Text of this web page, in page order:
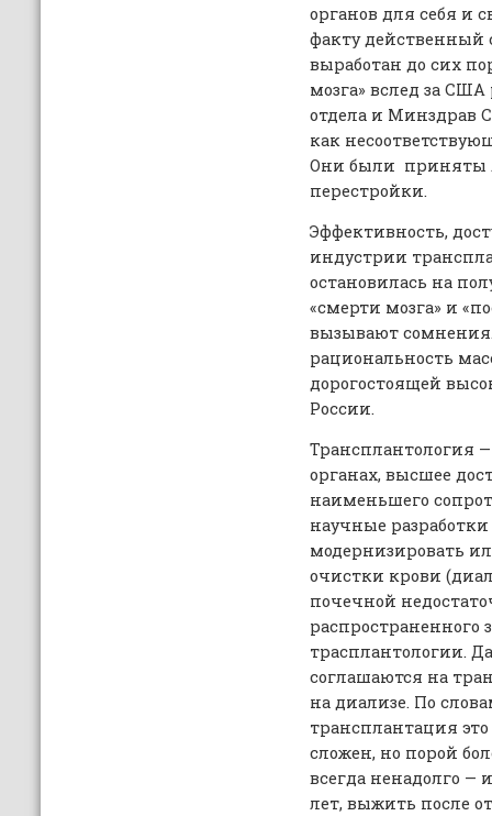
органов для себя и
факту действенный
выработан до сих
мозга» вслед за США
отдела и Минздрав
как
Они были приняты
перестройки.
Эффективность,
индустрии
остановилась на
«смерти мозга» и
вызывают
рациональность
дорогостоящей
России.
Трансплантология
органах, высшее
наименьшего
научные
модернизировать
очистки крови
почечной
распространенного
трасплантологии.
соглашаются на
на диализе. По
трансплантация это
сложен, но порой
всегда ненадолго —
лет, выжить после